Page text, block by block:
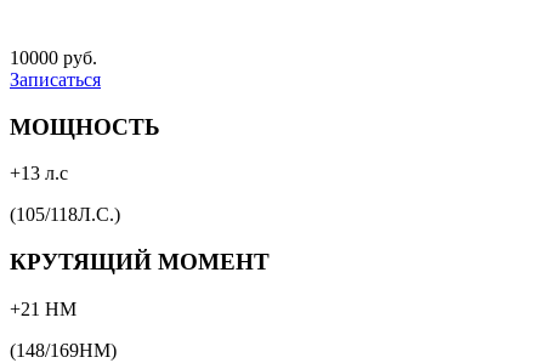
10000 руб.
Записаться
МОЩНОСТЬ
+13 л.с
(105/118Л.С.)
КРУТЯЩИЙ МОМЕНТ
+21 НМ
(148/169НМ)